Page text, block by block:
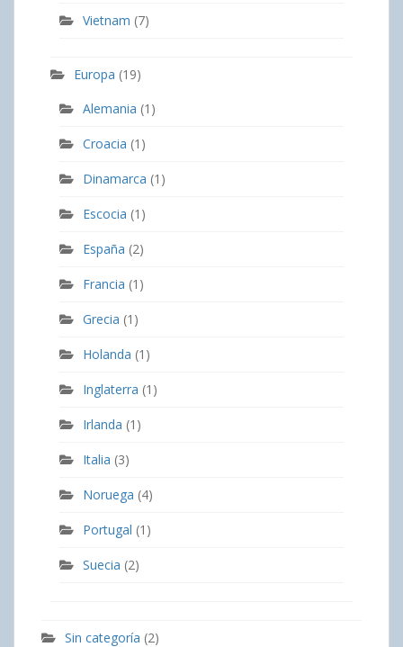
Vietnam (7)
Europa (19)
Alemania (1)
Croacia (1)
Dinamarca (1)
Escocia (1)
España (2)
Francia (1)
Grecia (1)
Holanda (1)
Inglaterra (1)
Irlanda (1)
Italia (3)
Noruega (4)
Portugal (1)
Suecia (2)
Sin categoría (2)